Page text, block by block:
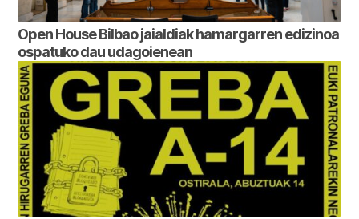
Open House Bilbao jaialdiak hamargarren edizinoa
ospatuko dau udagoienean